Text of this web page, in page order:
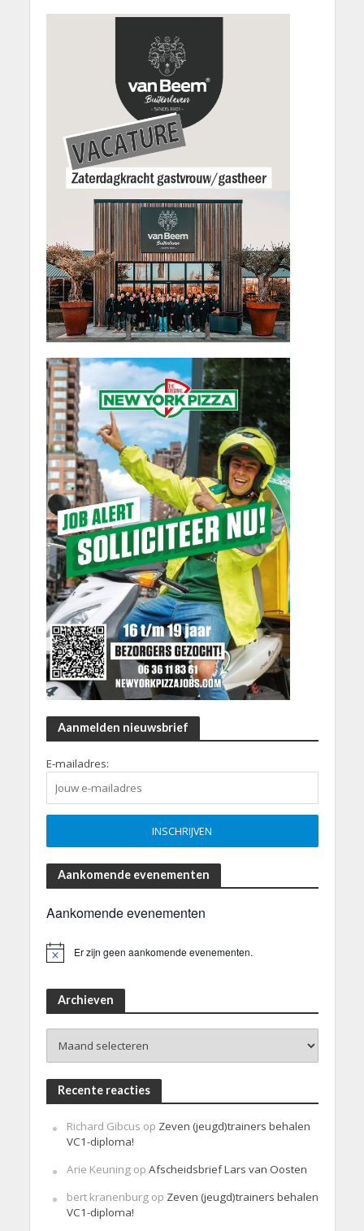
Aanmelden nieuwsbrief
E-mailadres:
Aankomende evenementen
Aankomende evenementen
Er zijn geen aankomende evenementen.
Archieven
Recente reacties
Richard Gibcus op Zeven (jeugd)trainers behalen
VC1-diploma!
Arie Keuningop Afscheidsbrief Lars van Oosten
bert kranenburgop Zeven (jeugd)trainers behalen
VC1-diploma!